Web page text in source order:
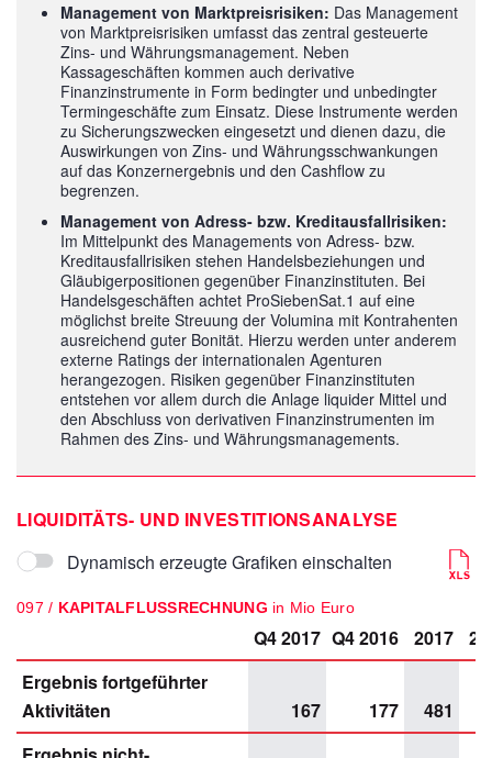
Management von Marktpreisrisiken: Das Management
von Marktpreisrisiken umfasst das zentral gesteuerte
Zins- und Währungsmanagement. Neben
Kassageschäften kommen auch derivative
Finanzinstrumente in Form bedingter und unbedingter
Termingeschäfte zum Einsatz. Diese Instrumente werden
zu Sicherungszwecken eingesetzt und dienen dazu, die
Auswirkungen von Zins- und Währungsschwankungen
auf das Konzernergebnis und den Cashflow zu
begrenzen.
Management von Adress- bzw. Kreditausfallrisiken:
Im Mittelpunkt des Managements von Adress- bzw.
Kreditausfallrisiken stehen Handelsbeziehungen und
Gläubigerpositionen gegenüber Finanzinstituten. Bei
Handelsgeschäften achtet ProSiebenSat.1 auf eine
möglichst breite Streuung der Volumina mit Kontrahenten
ausreichend guter Bonität. Hierzu werden unter anderem
externe Ratings der internationalen Agenturen
herangezogen. Risiken gegenüber Finanzinstituten
entstehen vor allem durch die Anlage liquider Mittel und
den Abschluss von derivativen Finanzinstrumenten im
Rahmen des Zins- und Währungsmanagements.
LIQUIDITÄTS- UND INVESTITIONSANALYSE
Dynamisch erzeugte Grafiken einschalten
097 / KAPITALFLUSSRECHNUNG in Mio Euro
Q4 2017 Q4 2016 2017
Ergebnis fortgeführter
Aktivitäten
167 177 481